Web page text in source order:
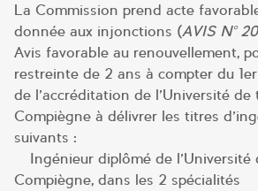
La Commission prend acte
donnée aux injonctions (AVIS N°
Avis favorable au renouvellement,
restreinte de 2 ans à compter du
de l’accréditation de l’Université
Compiègne à délivrer les titres
suivants :
– Ingénieur diplômé de
Compiègne, dans les 2 spécialités